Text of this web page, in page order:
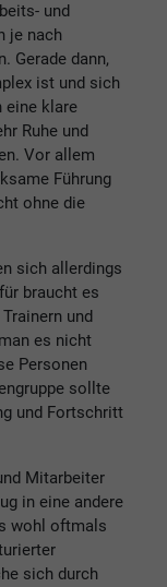
und
je nach
Gerade dann,
ist und sich
eine klare
Ruhe und
Vor allem
Führung
ohne die
sich allerdings
braucht es
und
es nicht
Personen
sollte
und Fortschritt
Mitarbeiter
in eine andere
wohl oftmals
sich durch